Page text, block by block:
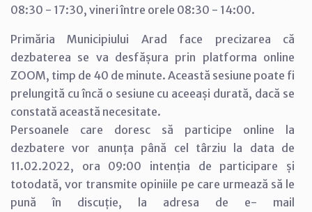
08:30 - 17:30, vineri între orele 08:30 - 14:00.
Primăria Municipiului Arad face precizarea că
dezbaterea se va desfășura prin platforma online
ZOOM, timp de 40 de minute. Această sesiune poate fi
prelungită cu încă o sesiune cu aceeași durată, dacă se
constată această necesitate.
Persoanele care doresc să participe online la
dezbatere vor anunța până cel târziu la data de
11.02.2022, ora 09:00 intenția de participare și
totodată, vor transmite opiniile pe care urmează să le
pună în discuție, la adresa de e- mail